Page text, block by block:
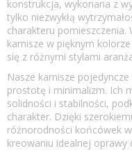
konstrukcja, wykonana z
tylko niezwykłą
charakteru
karnisze w pięknym
się z różnymi stylami
Nasze karnisze
prostotę i minimalizm. Ich
solidności i stabilności,
charakter. Dzięki
różnorodności końcówek
kreowaniu idealnej oprawy